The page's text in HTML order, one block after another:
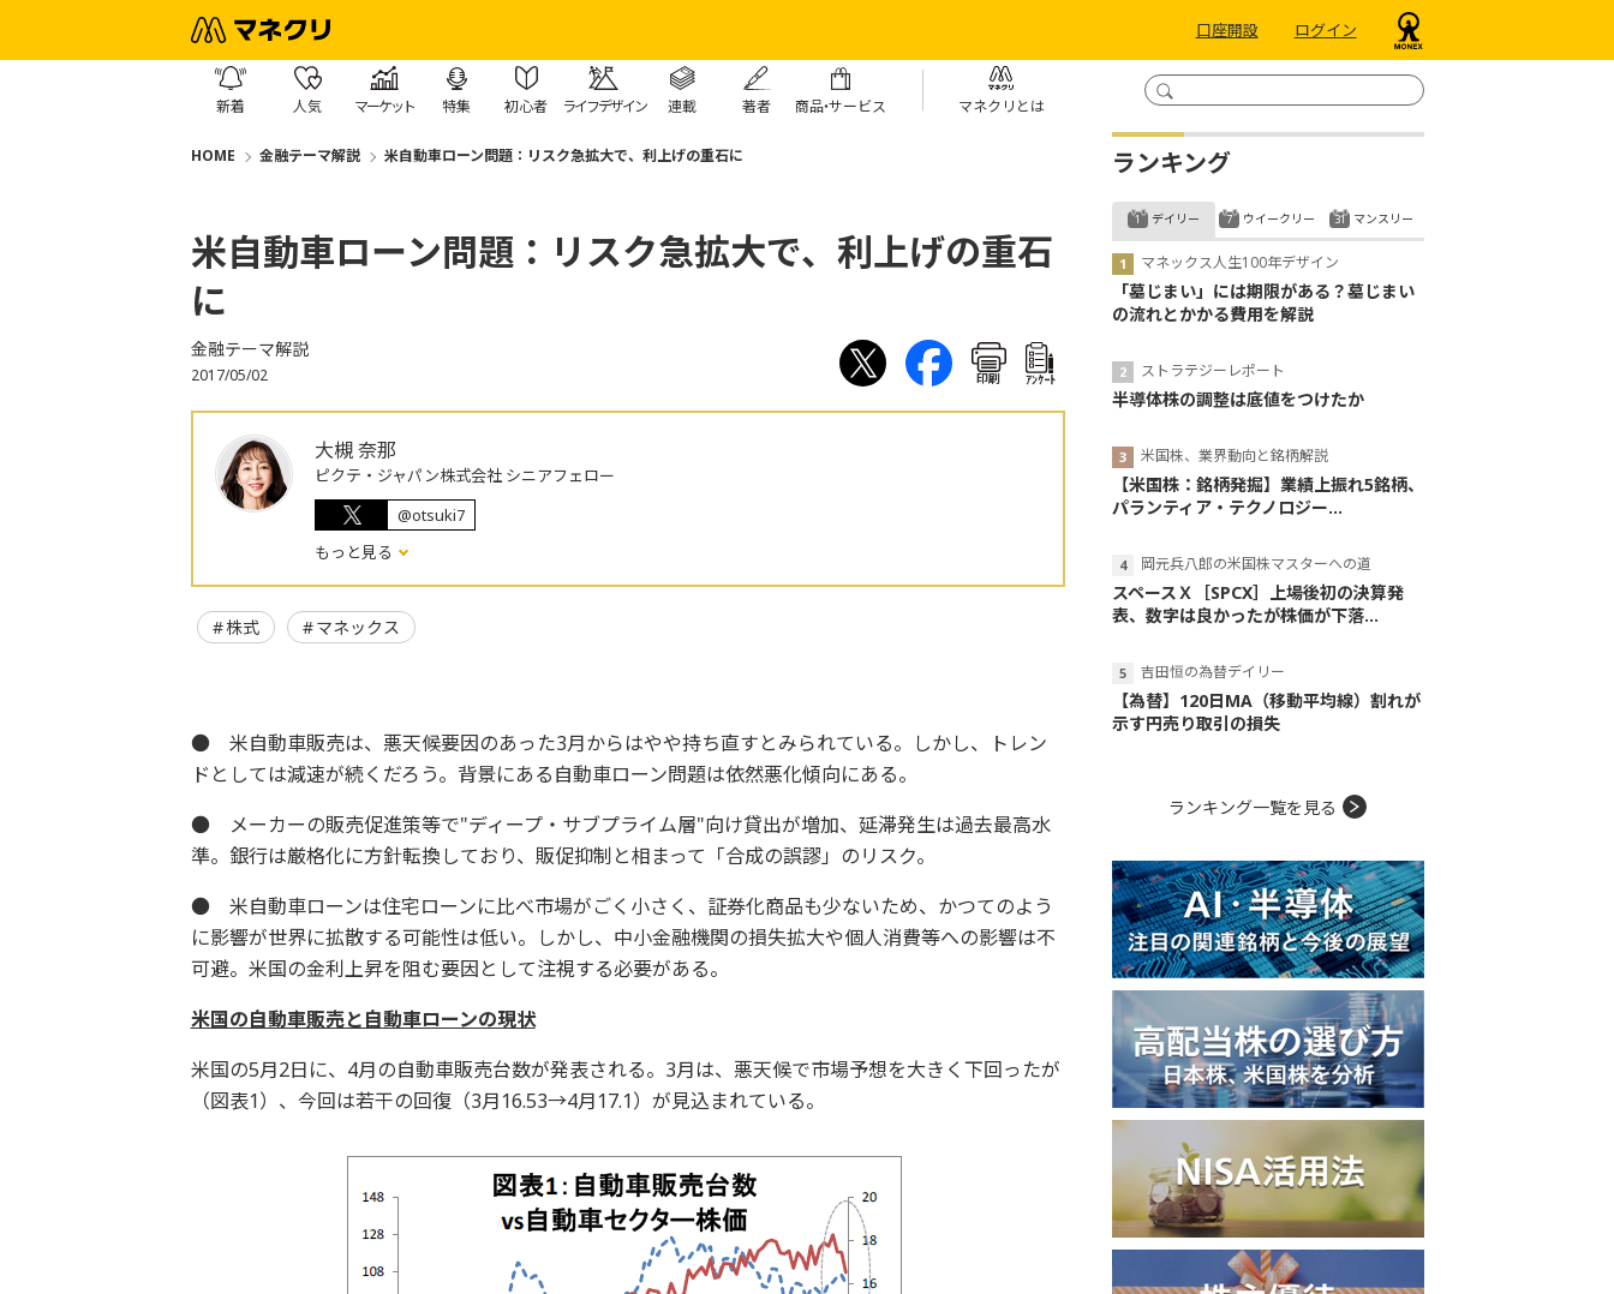
口座開設 ログイン
新着 人気 マーケット 特集 初心者 ライフデザイン 連載 著者 商品・サービス マネクリとは
HOME 金融テーマ解説 米自動車ローン問題：リスク急拡大で、利上げの重石に
米自動車ローン問題：リスク急拡大で、利上げの重石
に
金融テーマ解説
2017/05/02 印刷 ｱﾝｹｰﾄ
大槻 奈那
ピクテ・ジャパン株式会社 シニアフェロー
@otsuki7
もっと見る
株式 マネックス
● 米自動車販売は、悪天候要因のあった3月からはやや持ち直すとみられている。しかし、トレン
ドとしては減速が続くだろう。背景にある自動車ローン問題は依然悪化傾向にある。
● メーカーの販売促進策等で"ディープ・サブプライム層"向け貸出が増加、延滞発生は過去最高水
準。銀行は厳格化に方針転換しており、販促抑制と相まって「合成の誤謬」のリスク。
● 米自動車ローンは住宅ローンに比べ市場がごく小さく、証券化商品も少ないため、かつてのよう
に影響が世界に拡散する可能性は低い。しかし、中小金融機関の損失拡大や個人消費等への影響は不
可避。米国の金利上昇を阻む要因として注視する必要がある。
米国の自動車販売と自動車ローンの現状
米国の5月2日に、4月の自動車販売台数が発表される。3月は、悪天候で市場予想を大きく下回ったが
（図表1）、今回は若干の回復（3月16.53→4月17.1）が見込まれている。
ランキング
デイリー
マネックス人生100年デザイン
「墓じまい」には期限がある？墓じまい
の流れとかかる費用を解説
ストラテジーレポート
半導体株の調整は底値をつけたか
米国株、業界動向と銘柄解説
【米国株：銘柄発掘】業績上振れ5銘柄、
パランティア・テクノロジー...
岡元兵八郎の米国株マスターへの道
スペースＸ［SPCX］上場後初の決算発
表、数字は良かったが株価が下落...
吉田恒の為替デイリー
【為替】120日MA（移動平均線）割れが
示す円売り取引の損失
ウイークリー マンスリー
ランキング一覧を見る